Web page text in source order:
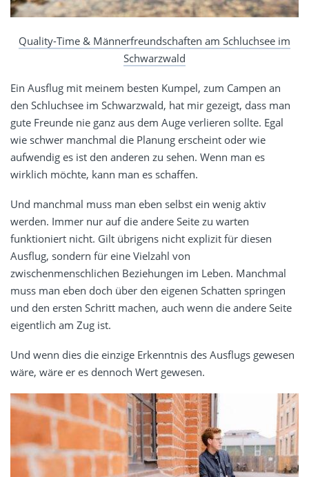
Quality-Time & Männerfreundschaften am Schluchsee im
Schwarzwald
Ein Ausflug mit meinem besten Kumpel, zum Campen an
den Schluchsee im Schwarzwald, hat mir gezeigt, dass man
gute Freunde nie ganz aus dem Auge verlieren sollte. Egal
wie schwer manchmal die Planung erscheint oder wie
aufwendig es ist den anderen zu sehen. Wenn man es
wirklich möchte, kann man es schaffen.
Und manchmal muss man eben selbst ein wenig aktiv
werden. Immer nur auf die andere Seite zu warten
funktioniert nicht. Gilt übrigens nicht explizit für diesen
Ausflug, sondern für eine Vielzahl von
zwischenmenschlichen Beziehungen im Leben. Manchmal
muss man eben doch über den eigenen Schatten springen
und den ersten Schritt machen, auch wenn die andere Seite
eigentlich am Zug ist.
Und wenn dies die einzige Erkenntnis des Ausflugs gewesen
wäre, wäre er es dennoch Wert gewesen.